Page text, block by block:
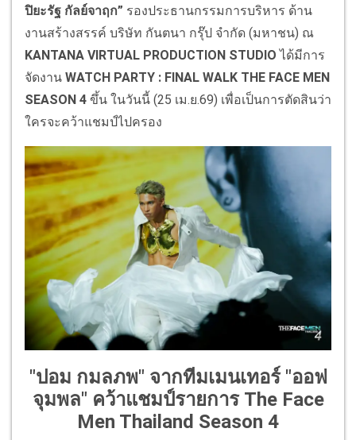
ปิยะรัฐ กัลย์จาฤก” รองประธานกรรมการบริหาร ด้าน
งานสร้างสรรค์ บริษัท กันตนา กรุ๊ป จำกัด (มหาชน) ณ
KANTANA VIRTUAL PRODUCTION STUDIO ได้มีการ
จัดงาน WATCH PARTY : FINAL WALK THE FACE MEN
SEASON 4 ขึ้น ในวันนี้ (25 เม.ย.69) เพื่อเป็นการตัดสินว่า
ใครจะคว้าแชมป์ไปครอง
"ปอม กมลภพ" จากทีมเมนเทอร์ "ออฟ
จุมพล" คว้าแชมป์รายการ The Face
Men Thailand Season 4